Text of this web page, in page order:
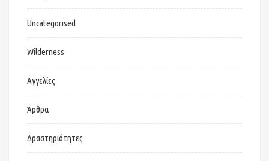
Uncategorised
Wilderness
Αγγελίες
Άρθρα
Δραστηριότητες